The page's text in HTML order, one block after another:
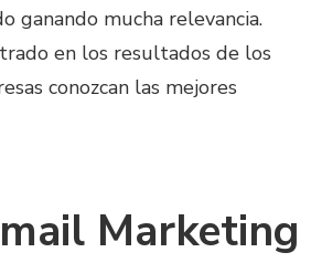
ganando mucha relevancia.
en los resultados de los
conozcan las mejores
Marketing